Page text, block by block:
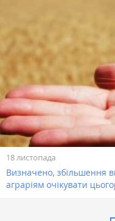
18 листопада
Визначено, збільшення
аграріям очікувати